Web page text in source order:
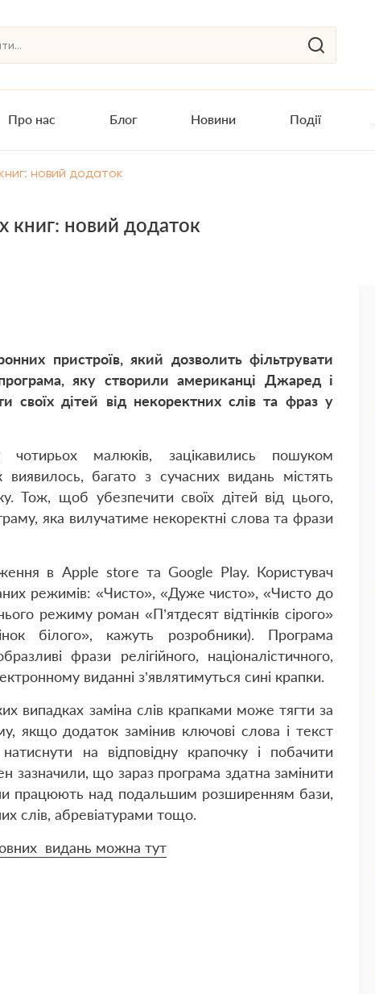
Про нас Блог Новини Події
новий додаток
книг: новий додаток
пристроїв, який дозволить фільтрувати
яку створили американці Джаред і
своїх дітей від некоректних слів та фраз у
малюків, зацікавились пошуком
багато з сучасних видань містять
Тож, щоб убезпечити своїх дітей від цього,
яка вилучатиме некоректні слова та фрази
в Apple store та Google Play. Користувач
режимів: «Чисто», «Дуже чисто», «Чисто до
режиму роман «П’ятдесят відтінків сірого»
білого», кажуть розробники). Програма
фрази релігійного, націоналістичного,
виданні з’являтимуться сині крапки.
випадках заміна слів крапками може тягти за
якщо додаток замінив ключові слова і текст
на відповідну крапочку і побачити
що зараз програма здатна замінити
працюють над подальшим розширенням бази,
слів, абревіатурами тощо.
видань можна тут